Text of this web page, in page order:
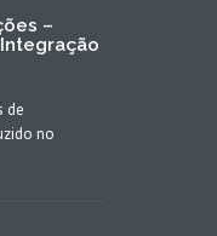
–
de
no